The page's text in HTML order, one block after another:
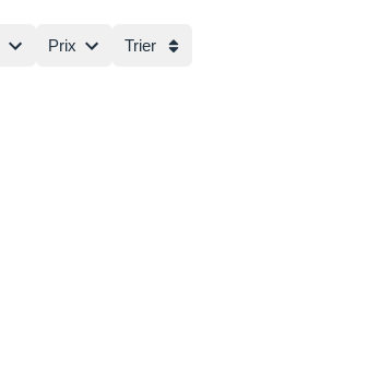
Prix Trier